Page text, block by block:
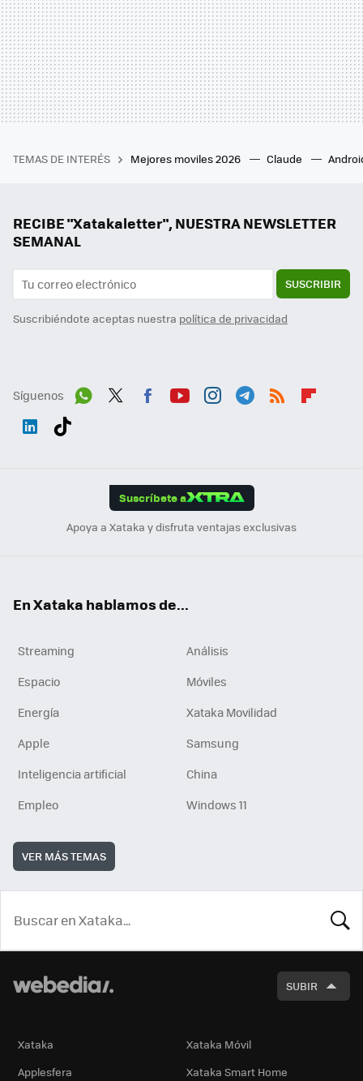
TEMAS DE INTERÉS Mejores moviles 2026 Claude
RECIBE "Xatakaletter", NUESTRA NEWSLETTER
SEMANAL
SUSCRIBIR
Suscribiéndote aceptas nuestra política de privacidad
Síguenos
Suscríbete a
Apoya a Xataka y disfruta ventajas exclusivas
En Xataka hablamos de...
Streaming
Análisis
Espacio
Móviles
Energía
Xataka Movilidad
Apple
Samsung
Inteligencia artificial
China
Empleo
Windows 11
VER MÁS TEMAS
SUBIR
Xataka
Xataka Móvil
Applesfera
Xataka Smart Home